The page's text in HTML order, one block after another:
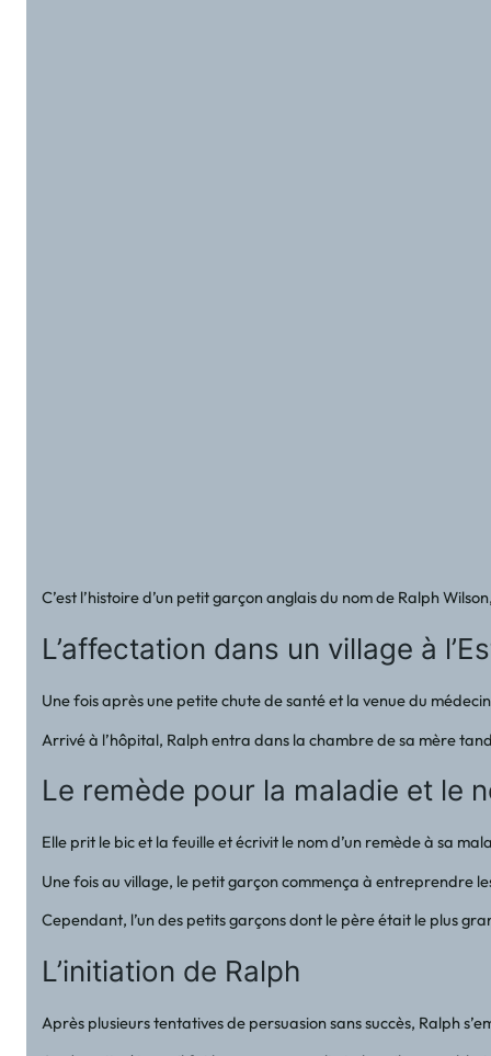
C’est l’histoire d’un petit garçon anglais du nom de Ralph
L’affectation dans un village à
Une fois après une petite chute de santé et la venue du
Arrivé à l’hôpital, Ralph entra dans la chambre de sa mère
Le remède pour la maladie et le
Elle prit le bic et la feuille et écrivit le nom d’un remède à sa
Une fois au village, le petit garçon commença à entreprendre
Cependant, l’un des petits garçons dont le père était le plus
L’initiation de Ralph
Après plusieurs tentatives de persuasion sans succès, Ralph